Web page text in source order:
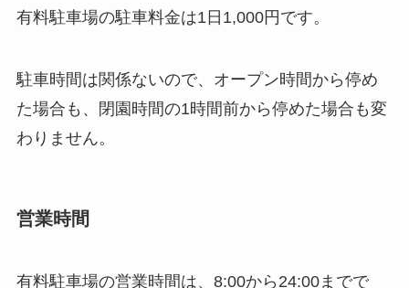
有料駐車場の駐車料金は1日1,000円です。
駐車時間は関係ないので、オープン時間から停め
た場合も、閉園時間の1時間前から停めた場合も変
わりません。
営業時間
有料駐車場の営業時間は、8:00から24:00までで